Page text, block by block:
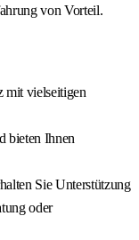
von Vorteil.
mit vielseitigen
bieten Ihnen
Sie Unterstützung
oder